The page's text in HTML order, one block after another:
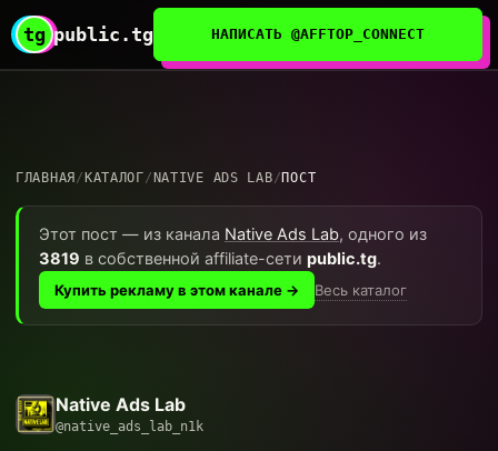
tg public.tg НАПИСАТЬ @AFFTOP_CONNECT
ГЛАВНАЯ / КАТАЛОГ/ NATIVE ADS LAB/ ПОСТ
Этот пост — из канала Native Ads Lab, одного из
3819 в собственной affiliate-сети public.tg.
Купить рекламу в этом канале → Весь каталог
Native Ads Lab
@native_ads_lab_n1k